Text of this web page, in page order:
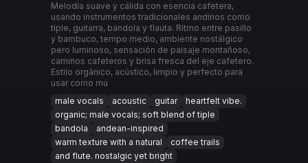
Melodía suave y cálida con esencia cafetera,
usando instrumentos tradicionales andinos como
tiple, guitarra, bandola y flauta. Ritmo entre pasillo
y bambuco, tempo medio, ambiente nostálgico
pero luminoso, sensación de paisaje montañoso,
caminos cafeteros y brisa fresca del eje cafetero.
Estilo orgánico, acústico, limpio y perfecto para
usar como mú
male vocals
acoustic guitar
heartfelt vibe.
organic; male vocals; soft blend of tiple
bandola
andean-inspired
warm texture with a natural
coffee trails
and flute. nostalgic yet bright